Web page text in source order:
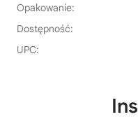
Opakowanie:
Dostępność:
UPC: